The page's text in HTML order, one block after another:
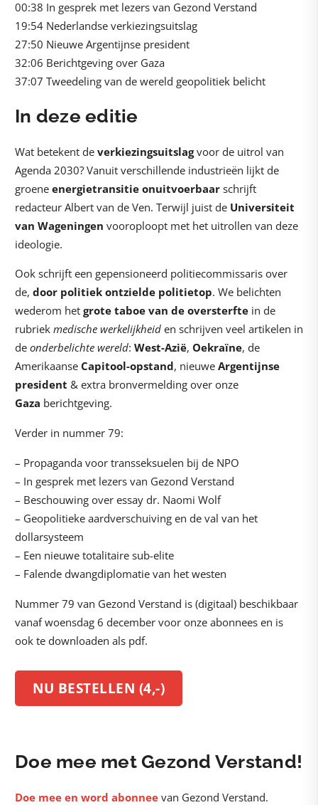
00:38 In gesprek met lezers van Gezond Verstand
19:54 Nederlandse verkiezingsuitslag
27:50 Nieuwe Argentijnse president
32:06 Berichtgeving over Gaza
37:07 Tweedeling van de wereld geopolitiek belicht
In deze editie
Wat betekent de verkiezingsuitslagvoor de uitrol van
Agenda 2030? Vanuit verschillende industrieën lijkt de
groene energietransitie onuitvoerbaar schrijft
redacteur Albert van de Ven. Terwijl juist de Universiteit
van Wageningen vooroploopt met het uitrollen van deze
ideologie.
Ook schrijft een gepensioneerd politiecommissaris over
de, door politiek ontzielde politietop. We belichten
wederom het grote taboe van de oversterfte in de
rubriek medische werkelijkheid en schrijven veel artikelen in
de onderbelichte wereld: West-Azië, Oekraïne, de
Amerikaanse Capitool-opstand , nieuwe Argentijnse
president & extra bronvermelding over onze
Gaza berichtgeving.
Verder in nummer 79:
– Propaganda voor transseksuelen bij de NPO
– In gesprek met lezers van Gezond Verstand
– Beschouwing over essay dr. Naomi Wolf
– Geopolitieke aardverschuiving en de val van het
dollarsysteem
– Een nieuwe totalitaire sub-elite
– Falende dwangdiplomatie van het westen
Nummer 79 van Gezond Verstand is (digitaal) beschikbaar
vanaf woensdag 6 december voor onze abonnees en is
ook te downloaden als pdf.
NU BESTELLEN (4,-)
Doe mee met Gezond Verstand!
Doe mee en word abonnee van Gezond Verstand.